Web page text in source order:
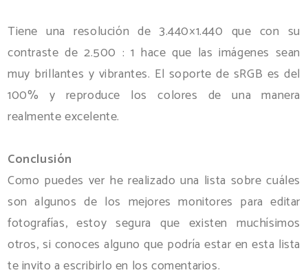
Tiene una resolución de 3.440×1.440 que con su
contraste de 2.500 : 1 hace que las imágenes sean
muy brillantes y vibrantes. El soporte de sRGB es del
100% y reproduce los colores de una manera
realmente excelente.
Conclusión
Como puedes ver he realizado una lista sobre cuáles
son algunos de los mejores monitores para editar
fotografías, estoy segura que existen muchísimos
otros, si conoces alguno que podría estar en esta lista
te invito a escribirlo en los comentarios.